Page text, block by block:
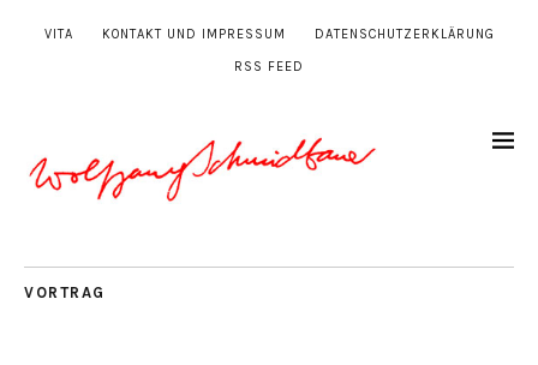
VITA KONTAKT UND IMPRESSUM DATENSCHUTZERKLÄRUNG
RSS FEED
VORTRAG